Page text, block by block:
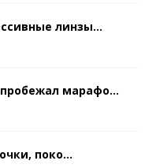
линзы...
марафо...
поко...